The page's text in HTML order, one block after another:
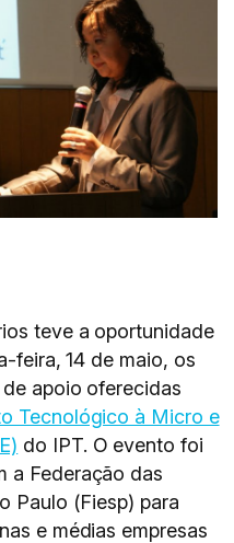
teve a oportunidade
feira, 14 de maio, os
apoio oferecidas
Tecnológico à Micro e
do IPT. O evento foi
a Federação das
Paulo (Fiesp) para
e médias empresas